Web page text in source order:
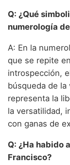
Q: ¿Qué
numerología
A: En la
que se repite
introspección,
búsqueda de la
representa la
la versatilidad,
con ganas de
Q: ¿Ha habido
Francisco?